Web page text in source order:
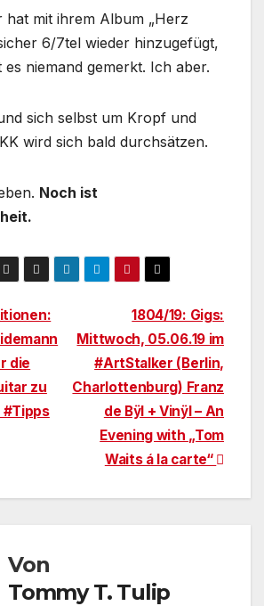
hat mit ihrem Album „Herz
6/7tel wieder hinzugefügt,
niemand gemerkt. Ich aber.
sich selbst um Kropf und
wird sich bald durchsätzen.
Noch ist
1804/19: Gigs:
Mittwoch, 05.06.19 im
#ArtStalker (Berlin,
Charlottenburg) Franz
de Bÿl + Vinÿl – An
Evening with „Tom
Waits á la carte“
die
zu
#Tipps
Von
Tommy T. Tulip